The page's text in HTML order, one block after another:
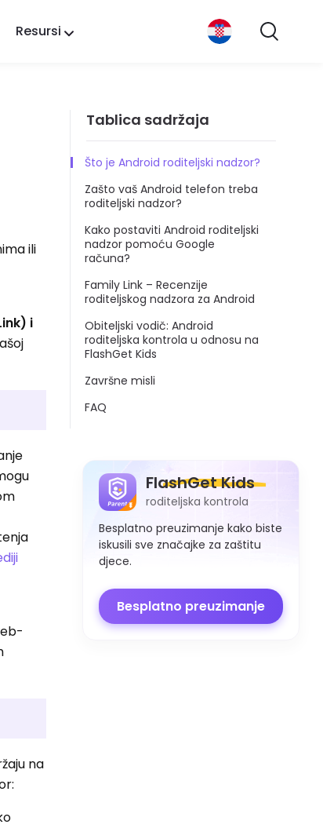
Resursi
ili
i
na
Tablica sadržaja
Što je Android roditeljski nadzor?
Zašto vaš Android telefon treba
roditeljski nadzor?
Kako postaviti Android roditeljski
nadzor pomoću Google
računa?
Family Link – Recenzije
roditeljskog nadzora za Android
Obiteljski vodič: Android
roditeljska kontrola u odnosu na
FlashGet Kids
Završne misli
FAQ
FlashGet Kids
roditeljska kontrola
Besplatno preuzimanje kako biste
iskusili sve značajke za zaštitu
djece.
Besplatno preuzimanje